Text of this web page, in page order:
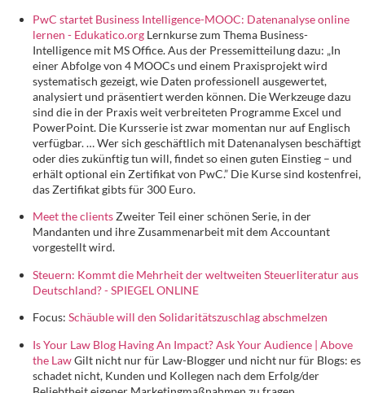
PwC startet Business Intelligence-MOOC: Datenanalyse online
lernen - Edukatico.org Lernkurse zum Thema Business-
Intelligence mit MS Office. Aus der Pressemitteilung dazu: „In
einer Abfolge von 4 MOOCs und einem Praxisprojekt wird
systematisch gezeigt, wie Daten professionell ausgewertet,
analysiert und präsentiert werden können. Die Werkzeuge dazu
sind die in der Praxis weit verbreiteten Programme Excel und
PowerPoint. Die Kursserie ist zwar momentan nur auf Englisch
verfügbar. … Wer sich geschäftlich mit Datenanalysen beschäftigt
oder dies zukünftig tun will, findet so einen guten Einstieg – und
erhält optional ein Zertifikat von PwC.” Die Kurse sind kostenfrei,
das Zertifikat gibts für 300 Euro.
Meet the clientsZweiter Teil einer schönen Serie, in der
Mandanten und ihre Zusammenarbeit mit dem Accountant
vorgestellt wird.
Steuern: Kommt die Mehrheit der weltweiten Steuerliteratur aus
Deutschland? - SPIEGEL ONLINE
Focus: Schäuble will den Solidaritätszuschlag abschmelzen
Is Your Law Blog Having An Impact? Ask Your Audience | Above
the LawGilt nicht nur für Law-Blogger und nicht nur für Blogs: es
schadet nicht, Kunden und Kollegen nach dem Erfolg/der